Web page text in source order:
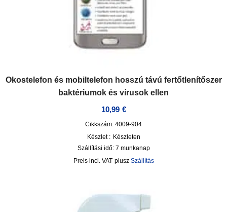
Okostelefon és mobiltelefon hosszú távú fertőtlenítőszer
baktériumok és vírusok ellen
10,99 €
Cikkszám: 4009-904
Készlet : Készleten
Szállítási idő: 7 munkanap
incl. VAT plusz Szállítás